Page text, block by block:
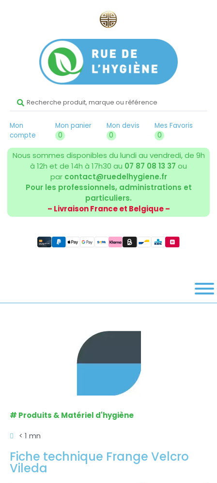
Mon
compte
Mon panier
0
Mon devis
0
Mes Favoris
0
Nous sommes disponibles du lundi au vendredi, de 9h
à 12h et de 14h à 17h30 au 07 87 08 13 37 ou
par contact@ruedelhygiene.fr
Pour les professionnels, administrations et
particuliers.
– Livraison France et Belgique –
# Produits & Matériel d'hygiène
< 1 mn
Fiche technique Frange Velcro
Vileda